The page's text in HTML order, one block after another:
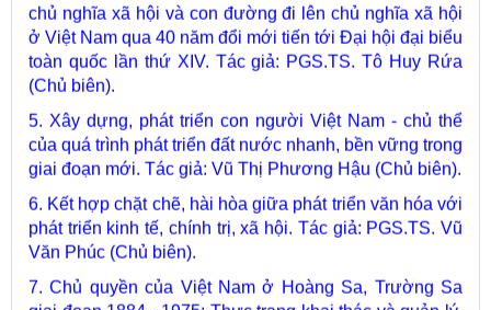
toàn quốc lần thứ XIV. Tác giả: PGS.TS. Tô Huy Rứa
(Chủ biên).
5. Xây dựng, phát triển con người Việt Nam - chủ thể
của quá trình phát triển đất nước nhanh, bền vững trong
giai đoạn mới. Tác giả: Vũ Thị Phương Hậu (Chủ biên).
6. Kết hợp chặt chẽ, hài hòa giữa phát triển văn hóa với
phát triển kinh tế, chính trị, xã hội. Tác giả: PGS.TS. Vũ
Văn Phúc (Chủ biên).
7. Chủ quyền của Việt Nam ở Hoàng Sa, Trường Sa
giai đoạn 1884 - 1975: Thực trạng khai thác và quản lý.
Tác giả: Thượng tướng, PGS.TS. Trần Quốc Tỏ (Chủ